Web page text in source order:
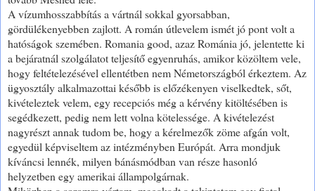
A vízumhosszabbítás a vártnál sokkal gyorsabban,
gördülékenyebben zajlott. A román útlevelem ismét jó pont volt a
hatóságok szemében. Romania good, azaz Románia jó, jelentette ki
a bejáratnál szolgálatot teljesítő egyenruhás, amikor közöltem vele,
hogy feltételezésével ellentétben nem Németországból érkeztem. Az
ügyosztály alkalmazottai később is előzékenyen viselkedtek, sőt,
kivételeztek velem, egy recepciós még a kérvény kitöltésében is
segédkezett, pedig nem lett volna kötelessége. A kivételezést
nagyrészt annak tudom be, hogy a kérelmezők zöme afgán volt,
egyedül képviseltem az intézményben Európát. Arra mondjuk
kíváncsi lennék, milyen bánásmódban van része hasonló
helyzetben egy amerikai állampolgárnak.